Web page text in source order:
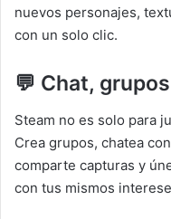
nuevos personajes,
con un solo clic.
💬 Chat,
Steam no es solo para
Crea grupos, chatea
comparte capturas y
con tus mismos